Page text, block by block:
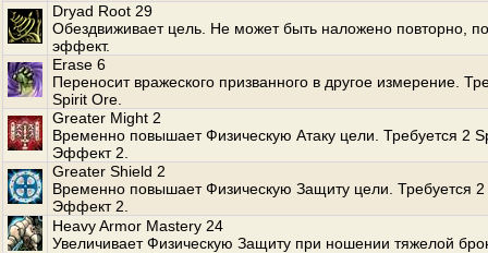
Dryad Root 29
Обездвиживает цель. Не может быть наложено повторно,
эффект.
Erase 6
Переносит вражеского призванного в другое измерение.
Spirit Ore.
Greater Might 2
Временно повышает Физическую Атаку цели. Требуется 2
Эффект 2.
Greater Shield 2
Временно повышает Физическую Защиту цели. Требуется
Эффект 2.
Heavy Armor Mastery 24
Увеличивает Физическую Защиту при ношении тяжелой